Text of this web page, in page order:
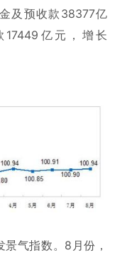
及预收款38377亿
亿元，增长
气指数。8月份，